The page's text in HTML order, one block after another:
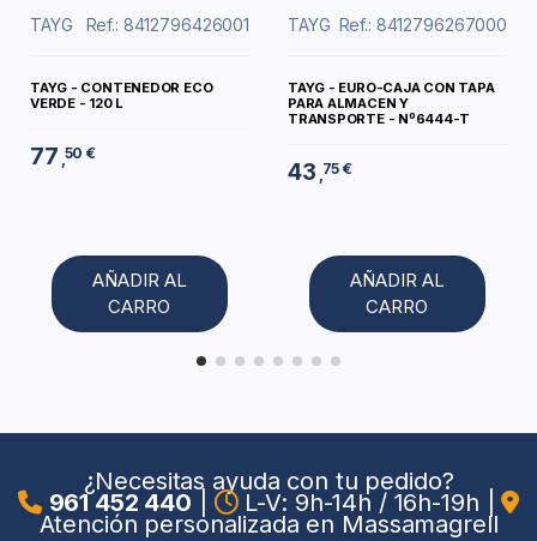
TAYG Ref.: 8412796426001
TAYG - CONTENEDOR ECO
VERDE - 120 L
77 ,50 €
AÑADIR AL
CARRO
TAYG Ref.: 8412796267000
TAYG - EURO-CAJA CON TAPA
PARA ALMACEN Y
TRANSPORTE - Nº6444-T
43 ,75 €
AÑADIR AL
CARRO
¿Necesitas ayuda con tu pedido?
961 452 440 L-V: 9h-14h / 16h-19h
Atención personalizada en Massamagrell